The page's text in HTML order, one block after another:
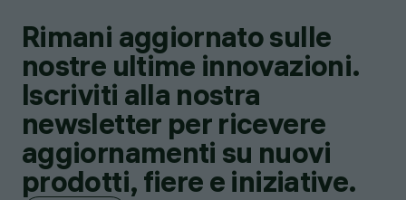
Rimani aggiornato sulle
nostre ultime innovazioni.
Iscriviti alla nostra
newsletter per ricevere
aggiornamenti su nuovi
prodotti, fiere e iniziative.